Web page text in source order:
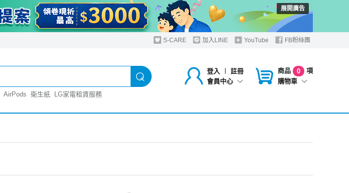
展開廣告
S-CARE 加入LINE YouTube FB粉絲團
登入 ︱
註冊
會員中心
商品 0
項
購物車
AirPods 衛生紙 LG家電租賃服務